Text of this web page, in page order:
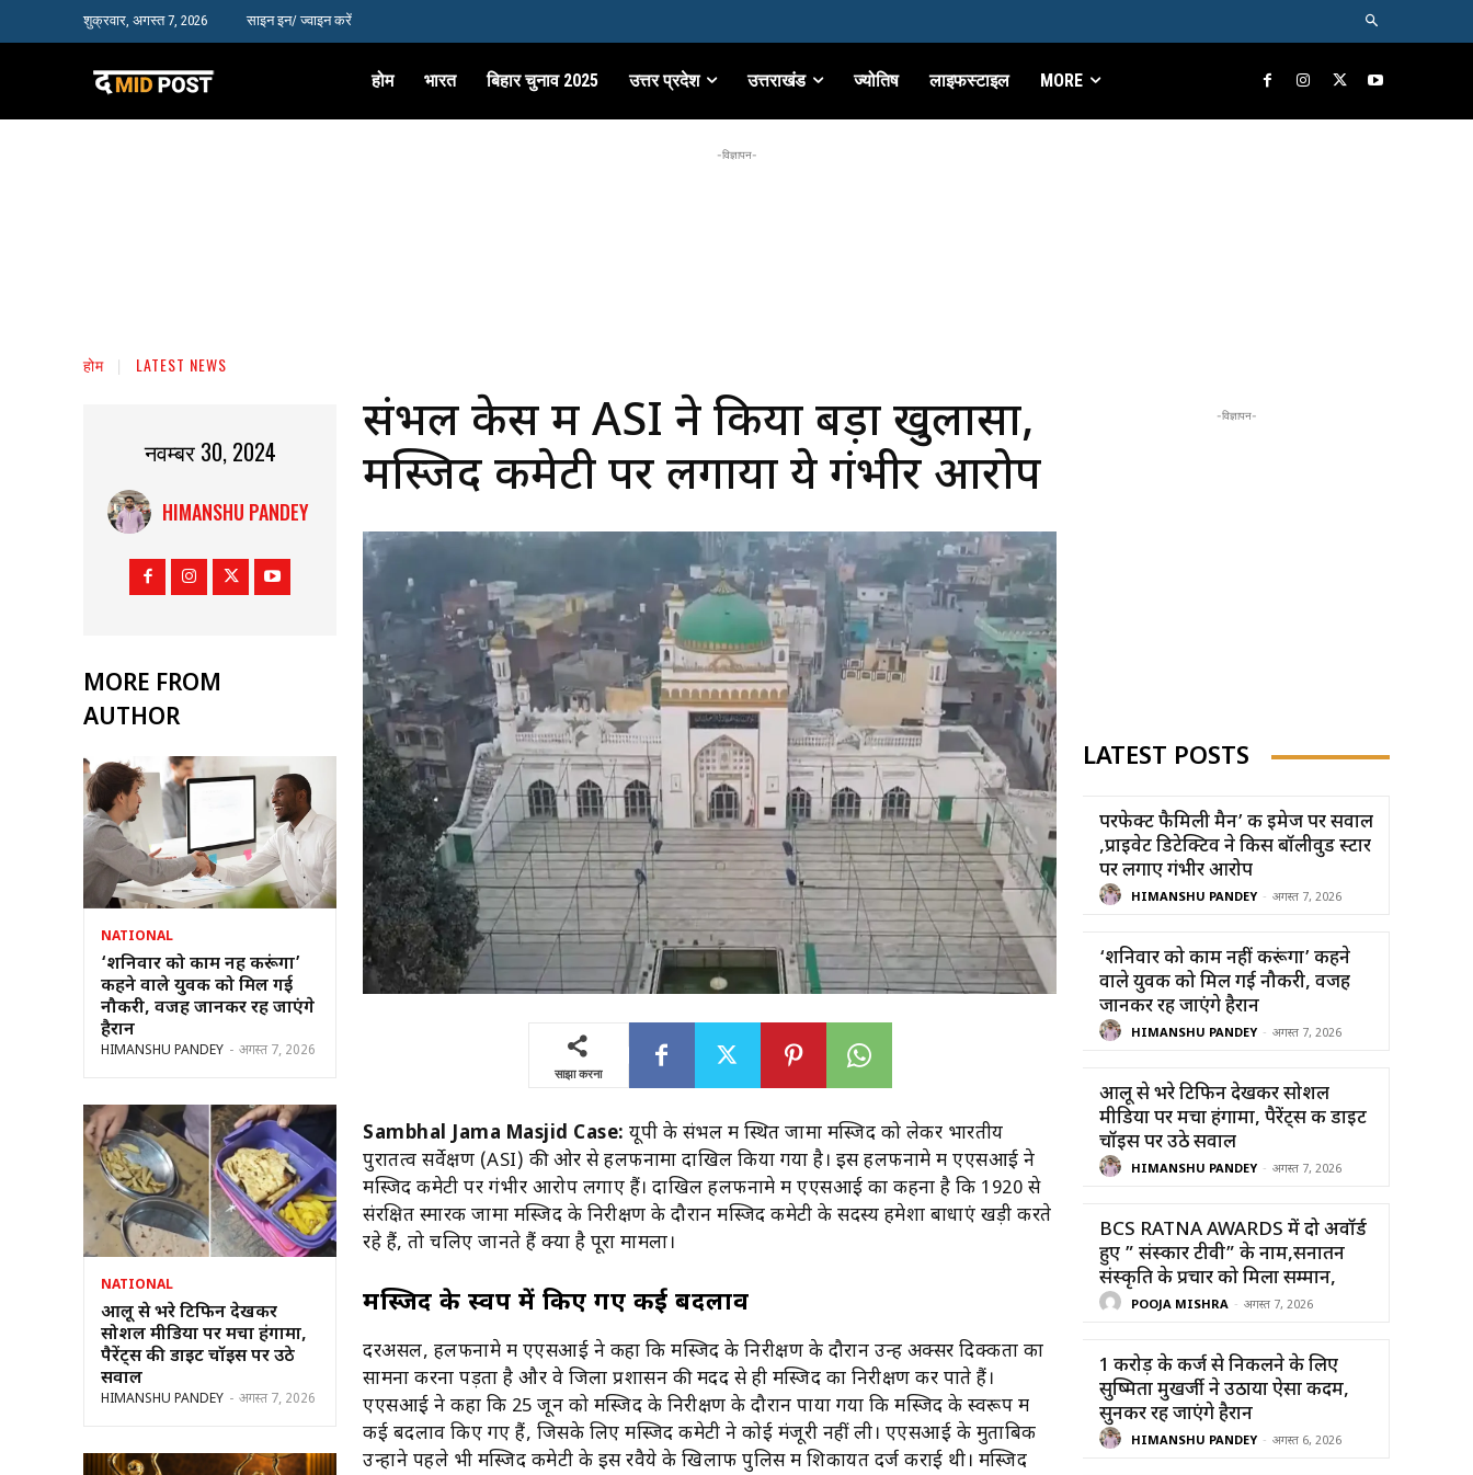
शुक्रवार, अगस्त 7, 2026 साइन इन/ ज्वाइन करें
होम भारत बिहार चुनाव 2025 उत्तर प्रदेश उत्तराखंड ज्योतिष लाइफस्टाइल MORE
-विज्ञापन-
होम LATEST NEWS
नवम्बर 30, 2024
HIMANSHU PANDEY
MORE FROM
AUTHOR
NATIONAL
‘शनिवार को काम नहीं करूंगा’
कहने वाले युवक को मिल गई
नौकरी, वजह जानकर रह जाएंगे
हैरान
HIMANSHU PANDEY - अगस्त 7, 2026
NATIONAL
आलू से भरे टिफिन देखकर
सोशल मीडिया पर मचा हंगामा,
पैरेंट्स की डाइट चॉइस पर उठे
सवाल
HIMANSHU PANDEY - अगस्त 7, 2026
संभल केस में ASI ने किया बड़ा खुलासा,
मस्जिद कमेटी पर लगाया ये गंभीर आरोप
साझा करना
Sambhal Jama Masjid Case: यूपी के संभल में स्थित जामा मस्जिद को लेकर भारतीय
पुरातत्व सर्वेक्षण (ASI) की ओर से हलफनामा दाखिल किया गया है। इस हलफनामे में एएसआई ने
मस्जिद कमेटी पर गंभीर आरोप लगाए हैं। दाखिल हलफनामे में एएसआई का कहना है कि 1920 से
संरक्षित स्मारक जामा मस्जिद के निरीक्षण के दौरान मस्जिद कमेटी के सदस्य हमेशा बाधाएं खड़ी करते
रहे हैं, तो चलिए जानते हैं क्या है पूरा मामला।
मस्जिद के स्वरूप में किए गए कई बदलाव
दरअसल, हलफनामे में एएसआई ने कहा कि मस्जिद के निरीक्षण के दौरान उन्हें अक्सर दिक्कतों का
सामना करना पड़ता है और वे जिला प्रशासन की मदद से ही मस्जिद का निरीक्षण कर पाते हैं।
एएसआई ने कहा कि 25 जून को मस्जिद के निरीक्षण के दौरान पाया गया कि मस्जिद के स्वरूप में
कई बदलाव किए गए हैं, जिसके लिए मस्जिद कमेटी ने कोई मंजूरी नहीं ली। एएसआई के मुताबिक
उन्होंने पहले भी मस्जिद कमेटी के इस रवैये के खिलाफ पुलिस में शिकायत दर्ज कराई थी। मस्जिद
-विज्ञापन-
LATEST POSTS
परफेक्ट फैमिली मैन’ की इमेज पर सवाल
,प्राइवेट डिटेक्टिव ने किस बॉलीवुड स्टार
पर लगाए गंभीर आरोप
HIMANSHU PANDEY - अगस्त 7, 2026
‘शनिवार को काम नहीं करूंगा’ कहने
वाले युवक को मिल गई नौकरी, वजह
जानकर रह जाएंगे हैरान
HIMANSHU PANDEY - अगस्त 7, 2026
आलू से भरे टिफिन देखकर सोशल
मीडिया पर मचा हंगामा, पैरेंट्स की डाइट
चॉइस पर उठे सवाल
HIMANSHU PANDEY - अगस्त 7, 2026
BCS RATNA AWARDS में दो अवॉर्ड
हुए ” संस्कार टीवी” के नाम,सनातन
संस्कृति के प्रचार को मिला सम्मान,
POOJA MISHRA - अगस्त 7, 2026
1 करोड़ के कर्ज से निकलने के लिए
सुष्मिता मुखर्जी ने उठाया ऐसा कदम,
सुनकर रह जाएंगे हैरान
HIMANSHU PANDEY - अगस्त 6, 2026